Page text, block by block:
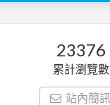
23376
累計瀏覽數
站內簡訊